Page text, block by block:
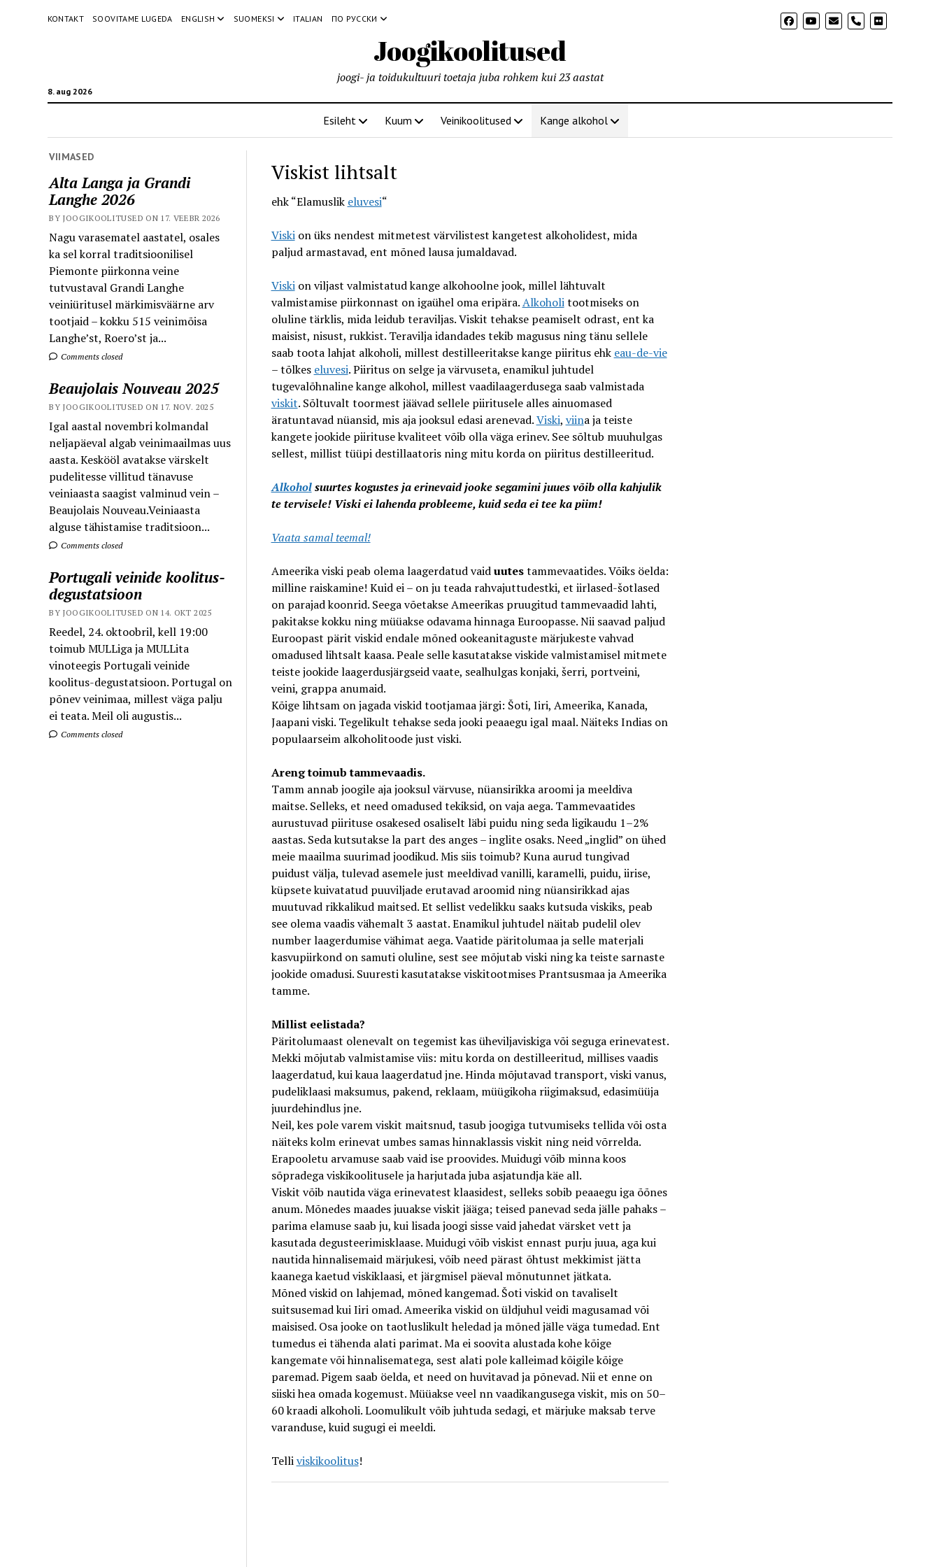
KONTAKT SOOVITAME LUGEDA ENGLISH SUOMEKSI ITALIAN ПО РУССКИ phone
Joogikoolitused
8. aug 2026
joogi- ja toidukultuuri toetaja juba rohkem kui 23 aastat
Esileht Kuum Veinikoolitused Kange alkohol
VIIMASED
Alta Langa ja Grandi
Langhe 2026
BY JOOGIKOOLITUSED ON 17. VEEBR 2026
Nagu varasematel aastatel, osales
ka sel korral traditsioonilisel
Piemonte piirkonna veine
tutvustaval Grandi Langhe
veiniüritusel märkimisväärne arv
tootjaid – kokku 515 veinimõisa
Langhe’st, Roero’st ja...
Comments closed
Beaujolais Nouveau 2025
BY JOOGIKOOLITUSED ON 17. NOV. 2025
Igal aastal novembri kolmandal
neljapäeval algab veinimaailmas uus
aasta. Keskööl avatakse värskelt
pudelitesse villitud tänavuse
veiniaasta saagist valminud vein –
Beaujolais Nouveau.Veiniaasta
alguse tähistamise traditsioon...
Comments closed
Portugali veinide koolitus-
degustatsioon
BY JOOGIKOOLITUSED ON 14. OKT 2025
Reedel, 24. oktoobril, kell 19:00
toimub MULLiga ja MULLita
vinoteegis Portugali veinide
koolitus-degustatsioon. Portugal on
põnev veinimaa, millest väga palju
ei teata. Meil oli augustis...
Comments closed
Viskist lihtsalt
ehk “Elamuslik eluvesi“
Viskion üks nendest mitmetest värvilistest kangetest alkoholidest, mida
paljud armastavad, ent mõned lausa jumaldavad.
Viskion viljast valmistatud kange alkohoolne jook, millel lähtuvalt
valmistamise piirkonnast on igaühel oma eripära.Alkoholitootmiseks on
oluline tärklis, mida leidub teraviljas. Viskit tehakse peamiselt odrast, ent ka
maisist, nisust, rukkist. Teravilja idandades tekib magusus ning tänu sellele
saab toota lahjat alkoholi, millest destilleeritakse kange piiritus ehk eau-de-vie
– tõlkes eluvesi. Piiritus on selge ja värvuseta, enamikul juhtudel
tugevalõhnaline kange alkohol, millest vaadilaagerdusega saab valmistada
viskit. Sõltuvalt toormest jäävad sellele piiritusele alles ainuomased
äratuntavad nüansid, mis aja jooksul edasi arenevad.Viski, viina ja teiste
kangete jookide piirituse kvaliteet võib olla väga erinev. See sõltub muuhulgas
sellest, millist tüüpi destillaatoris ning mitu korda on piiritus destilleeritud.
Alkoholsuurtes kogustes ja erinevaid jooke segamini juues võib olla kahjulik
te tervisele! Viski ei lahenda probleeme, kuid seda ei tee ka piim!
Vaata samal teemal!
Ameerika viski peab olema laagerdatud vaiduutestammevaatides. Võiks öelda:
milline raiskamine! Kuid ei – on ju teada rahvajuttudestki, et iirlased-šotlased
on parajad koonrid. Seega võetakse Ameerikas pruugitud tammevaadid lahti,
pakitakse kokku ning müüakse odavama hinnaga Euroopasse. Nii saavad paljud
Euroopast pärit viskid endale mõned ookeanitaguste märjukeste vahvad
omadused lihtsalt kaasa. Peale selle kasutatakse viskide valmistamisel mitmete
teiste jookide laagerdusjärgseid vaate, sealhulgas konjaki, šerri, portveini,
veini, grappa anumaid.
Kõige lihtsam on jagada viskid tootjamaa järgi: Šoti, Iiri, Ameerika, Kanada,
Jaapani viski. Tegelikult tehakse seda jooki peaaegu igal maal. Näiteks Indias on
populaarseim alkoholitoode just viski.
Areng toimub tammevaadis.
Tamm annab joogile aja jooksul värvuse, nüansirikka aroomi ja meeldiva
maitse. Selleks, et need omadused tekiksid, on vaja aega. Tammevaatides
aurustuvad piirituse osakesed osaliselt läbi puidu ning seda ligikaudu 1–2%
aastas. Seda kutsutakse la part des anges – inglite osaks. Need „inglid” on ühed
meie maailma suurimad joodikud. Mis siis toimub? Kuna aurud tungivad
puidust välja, tulevad asemele just meeldivad vanilli, karamelli, puidu, iirise,
küpsete kuivatatud puuviljade erutavad aroomid ning nüansirikkad ajas
muutuvad rikkalikud maitsed. Et sellist vedelikku saaks kutsuda viskiks, peab
see olema vaadis vähemalt 3 aastat. Enamikul juhtudel näitab pudelil olev
number laagerdumise vähimat aega. Vaatide päritolumaa ja selle materjali
kasvupiirkond on samuti oluline, sest see mõjutab viski ning ka teiste sarnaste
jookide omadusi. Suuresti kasutatakse viskitootmises Prantsusmaa ja Ameerika
tamme.
Millist eelistada?
Päritolumaast olenevalt on tegemist kas üheviljaviskiga või seguga erinevatest.
Mekki mõjutab valmistamise viis: mitu korda on destilleeritud, millises vaadis
laagerdatud, kui kaua laagerdatud jne. Hinda mõjutavad transport, viski vanus,
pudeliklaasi maksumus, pakend, reklaam, müügikoha riigimaksud, edasimüüja
juurdehindlus jne.
Neil, kes pole varem viskit maitsnud, tasub joogiga tutvumiseks tellida või osta
näiteks kolm erinevat umbes samas hinnaklassis viskit ning neid võrrelda.
Erapooletu arvamuse saab vaid ise proovides. Muidugi võib minna koos
sõpradega viskikoolitusele ja harjutada juba asjatundja käe all.
Viskit võib nautida väga erinevatest klaasidest, selleks sobib peaaegu iga õõnes
anum. Mõnedes maades juuakse viskit jääga; teised panevad seda jälle pahaks –
parima elamuse saab ju, kui lisada joogi sisse vaid jahedat värsket vett ja
kasutada degusteerimisklaase. Muidugi võib viskist ennast purju juua, aga kui
nautida hinnalisemaid märjukesi, võib need pärast õhtust mekkimist jätta
kaanega kaetud viskiklaasi, et järgmisel päeval mõnutunnet jätkata.
Mõned viskid on lahjemad, mõned kangemad. Šoti viskid on tavaliselt
suitsusemad kui Iiri omad. Ameerika viskid on üldjuhul veidi magusamad või
maisised. Osa jooke on taotluslikult heledad ja mõned jälle väga tumedad. Ent
tumedus ei tähenda alati parimat. Ma ei soovita alustada kohe kõige
kangemate või hinnalisematega, sest alati pole kalleimad kõigile kõige
paremad. Pigem saab öelda, et need on huvitavad ja põnevad. Nii et enne on
siiski hea omada kogemust. Müüakse veel nn vaadikangusega viskit, mis on 50–
60 kraadi alkoholi. Loomulikult võib juhtuda sedagi, et märjuke maksab terve
varanduse, kuid sugugi ei meeldi.
Telliviskikoolitus!